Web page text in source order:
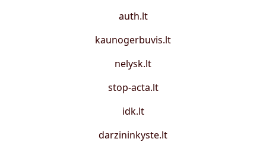
auth.lt
kaunogerbuvis.lt
nelysk.lt
stop-acta.lt
idk.lt
darzininkyste.lt